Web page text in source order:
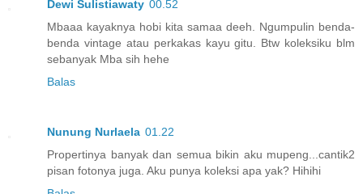
Dewi Sulistiawaty 00.52
Mbaaa kayaknya hobi kita samaa deeh. Ngumpulin benda-
benda vintage atau perkakas kayu gitu. Btw koleksiku blm
sebanyak Mba sih hehe
Balas
Nunung Nurlaela 01.22
Propertinya banyak dan semua bikin aku mupeng...cantik2
pisan fotonya juga. Aku punya koleksi apa yak? Hihihi